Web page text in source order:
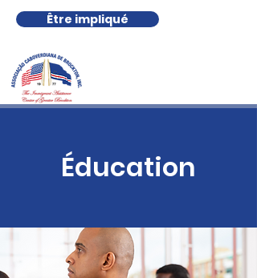
Être impliqué
Éducation